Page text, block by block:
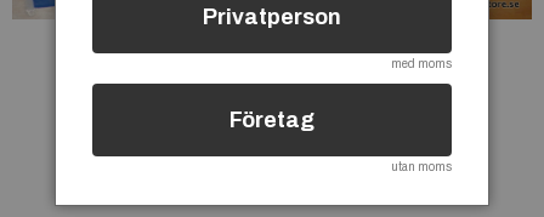
Privatperson
med moms
Företag
utan moms